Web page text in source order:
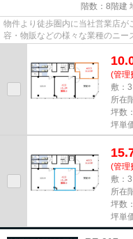
階数：8階建
物件より徒歩圏内に当社営業店が
容・物販などの様々な業種のニー
尚、弊社ではおとり広告は一切...
(管理
敷：
所在
坪数
坪単
(管理
敷：
所在
坪数
坪単